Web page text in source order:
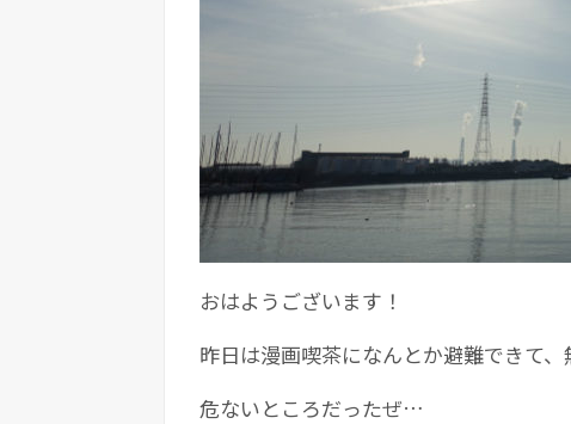
おはようございます！
昨日は漫画喫茶になんとか避難できて、
危ないところだったぜ…